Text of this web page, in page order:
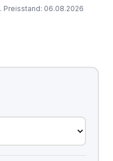
. Preisstand: 06.08.2026